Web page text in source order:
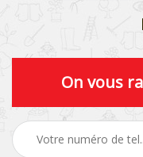
On vous